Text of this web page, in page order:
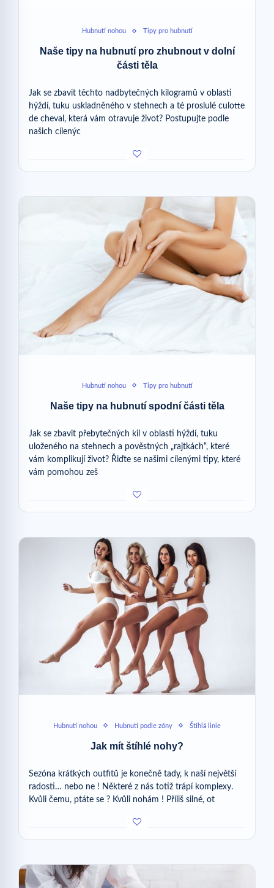
Hubnutí nohou Tipy pro hubnutí
Naše tipy na hubnutí pro zhubnout v dolní
části těla
Jak se zbavit těchto nadbytečných kilogramů v oblasti
hýždí, tuku uskladněného v stehnech a té proslulé culotte
de cheval, která vám otravuje život? Postupujte podle
našich cílenýc
Hubnutí nohou Tipy pro hubnutí
Naše tipy na hubnutí spodní části těla
Jak se zbavit přebytečných kil v oblasti hýždí, tuku
uloženého na stehnech a pověstných „rajtkách“, které
vám komplikují život? Řiďte se našimi cílenými tipy, které
vám pomohou zeš
Hubnutí nohou Hubnutí podle zóny Štíhlá linie
Jak mít štíhlé nohy?
Sezóna krátkých outfitů je konečně tady, k naší největší
radosti… nebo ne ! Některé z nás totiž trápí komplexy.
Kvůli čemu, ptáte se ? Kvůli nohám ! Příliš silné, ot